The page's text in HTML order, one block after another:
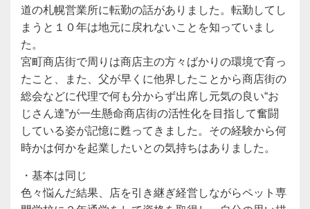
道の札幌営業所に転勤の話がありました。転勤してし
まうと１０年は地元に戻れないことを知っていまし
た。
宮町商店街で周りは商店主の方々ばかりの環境で育っ
たこと、また、父が早くに他界したことから商店街の
総会などに代理で何も分からず出席し元気の良い“お
じさん達”が一生懸命商店街の活性化を目指して奮闘
している姿が記憶に甦ってきました。その経験から何
時かは何かを起業したいとの気持ちはありました。
・基本は同じ
色々悩んだ結果、店を引き継ぎ経営しながらペット専